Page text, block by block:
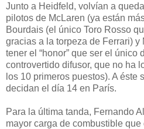
Junto a Heidfeld, volvían a
pilotos de McLaren (ya están
Bourdais (el único Toro Rosso
gracias a la torpeza de Ferrari)
tener el “honor” que ser el único
controvertido difusor, que no ha
los 10 primeros puestos). A éste
decidan el día 14 en París.
Para la última tanda, Fernando
mayor carga de combustible